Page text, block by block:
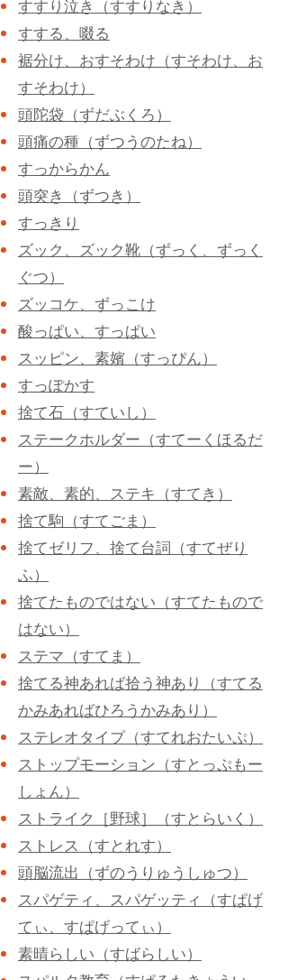
すすり泣き（すすりなき）
すする、啜る
裾分け、おすそわけ（すそわけ、お
すそわけ）
頭陀袋（ずだぶくろ）
頭痛の種（ずつうのたね）
すっからかん
頭突き（ずつき）
すっきり
ズック、ズック靴（ずっく、ずっく
ぐつ）
ズッコケ、ずっこけ
酸っぱい、すっぱい
スッピン、素嬪（すっぴん）
すっぽかす
捨て石（すていし）
ステークホルダー（すてーくほるだ
ー）
素敵、素的、ステキ（すてき）
捨て駒（すてごま）
捨てゼリフ、捨て台詞（すてぜり
ふ）
捨てたものではない（すてたもので
はない）
ステマ（すてま）
捨てる神あれば拾う神あり（すてる
かみあればひろうかみあり）
ステレオタイプ（すてれおたいぷ）
ストップモーション（すとっぷもー
しょん）
ストライク［野球］（すとらいく）
ストレス（すとれす）
頭脳流出（ずのうりゅうしゅつ）
スパゲティ、スパゲッティ（すぱげ
てぃ、すぱげってぃ）
素晴らしい（すばらしい）